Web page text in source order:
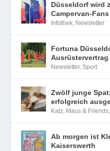
Düsseldorf wird
Campervan-
Infothek, Newsletter
Fortuna
Newsletter,Sport
Zwölf junge
erfolgreich
Katz, Maus & Friends,
Ab morgen ist
Kaiserswerth